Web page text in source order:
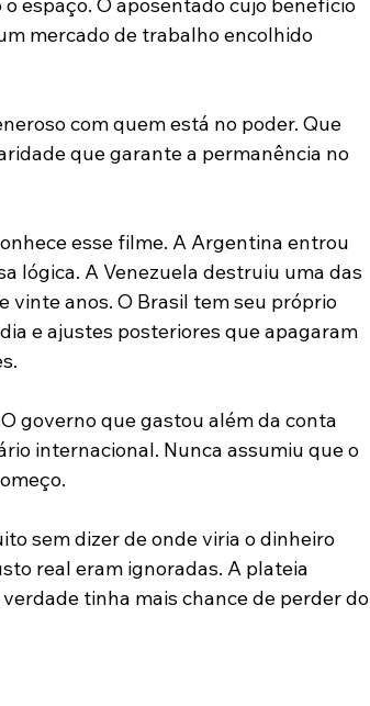
espaço. O aposentado cujo benefício
mercado de trabalho encolhido
com quem está no poder. Que
que garante a permanência no
esse filme. A Argentina entrou
lógica. A Venezuela destruiu uma das
vinte anos. O Brasil tem seu próprio
e ajustes posteriores que apagaram
governo que gastou além da conta
internacional. Nunca assumiu que o
sem dizer de onde viria o dinheiro
real eram ignoradas. A plateia
tinha mais chance de perder do